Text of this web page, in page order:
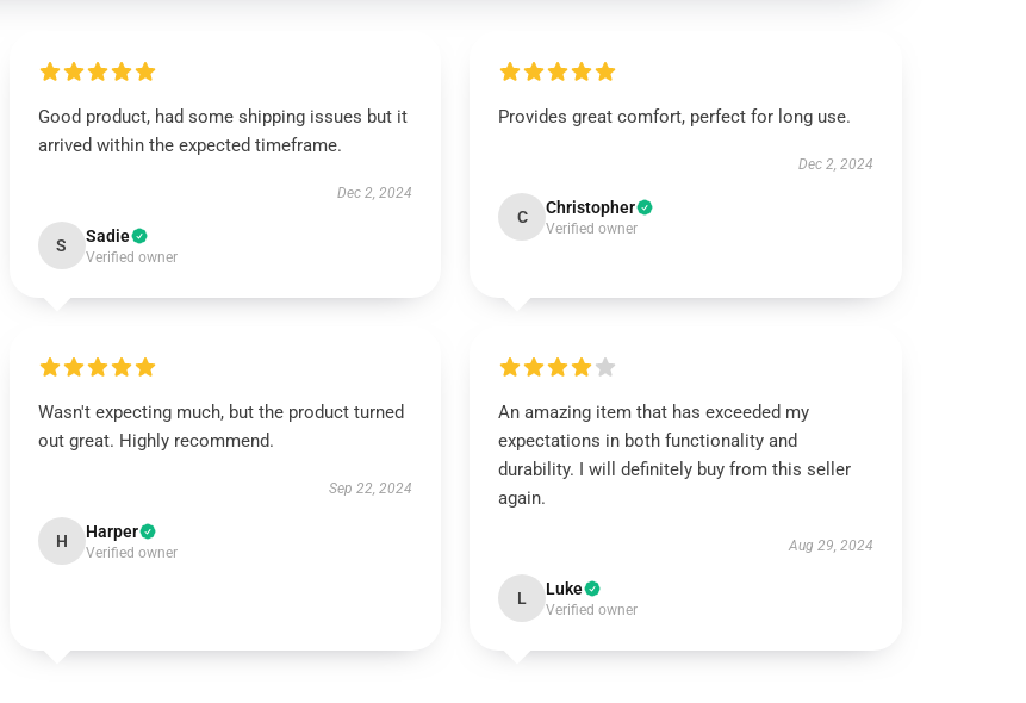
Good product, had some shipping issues but it
arrived within the expected timeframe.
Dec 2, 2024
S Sadie
Verified owner
Provides great comfort, perfect for long use.
Dec 2, 2024
C Christopher
Verified owner
Wasn't expecting much, but the product turned
out great. Highly recommend.
Sep 22, 2024
H Harper
Verified owner
An amazing item that has exceeded my
expectations in both functionality and
durability. I will definitely buy from this seller
again.
Aug 29, 2024
L Luke
Verified owner